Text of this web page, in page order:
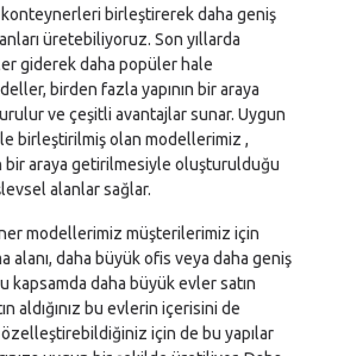
birleştirerek daha geniş
üretebiliyoruz. Son yıllarda
giderek daha popüler hale
birden fazla yapının bir araya
ve çeşitli avantajlar sunar. Uygun
birleştirilmiş olan modellerimiz ,
bir araya getirilmesiyle oluşturulduğu
alanlar sağlar.
modellerimiz müşterilerimiz için
alanı, daha büyük ofis veya daha geniş
kapsamda daha büyük evler satın
aldığınız bu evlerin içerisini de
özelleştirebildiğiniz için de bu yapılar